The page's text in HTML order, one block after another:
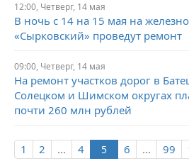
12:00, Четверг, 14 мая
В ночь с 14 на 15 мая на
«Сырковский» проведут ремонт
09:00, Четверг, 14 мая
На ремонт участков дорог в
Солецком и Шимском округах
почти 260 млн рублей
1 2 ... 4 6 ... 99